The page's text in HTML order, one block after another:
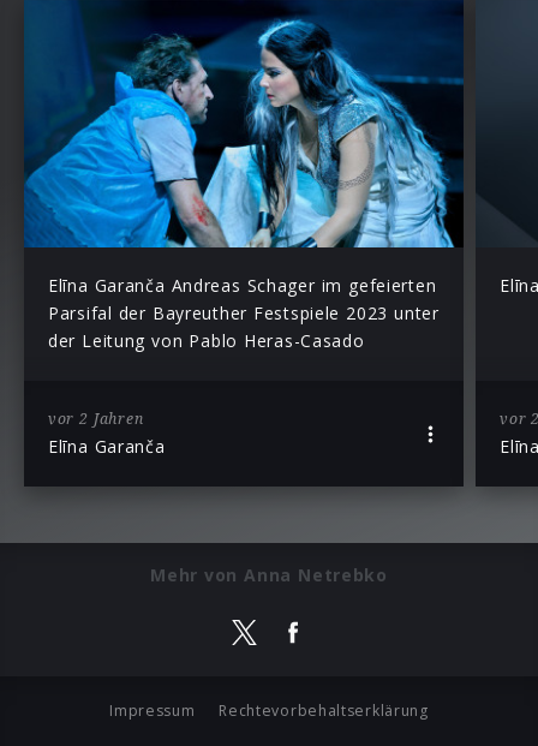
Elīna Garanča Andreas Schager im gefeierten
Parsifal der Bayreuther Festspiele 2023 unter
der Leitung von Pablo Heras-Casado
vor 2 Jahren
Elīna Garanča
vor
Mehr von Anna Netrebko
Impressum Rechtevorbehaltserklärung